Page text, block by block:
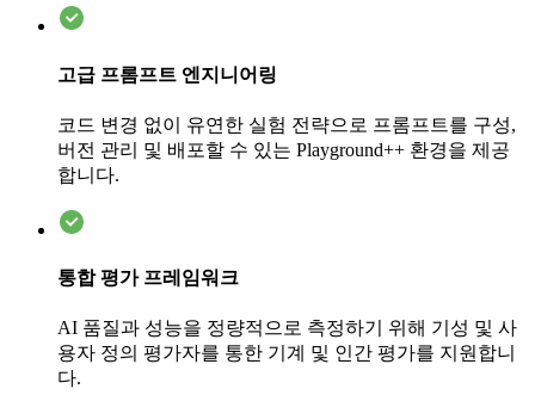
고급 프롬프트 엔지니어링
코드 변경 없이 유연한 실험 전략으로 프롬프트를 구성,
버전 관리 및 배포할 수 있는 Playground++ 환경을 제공
합니다.
통합 평가 프레임워크
AI 품질과 성능을 정량적으로 측정하기 위해 기성 및 사
용자 정의 평가자를 통한 기계 및 인간 평가를 지원합니
다.